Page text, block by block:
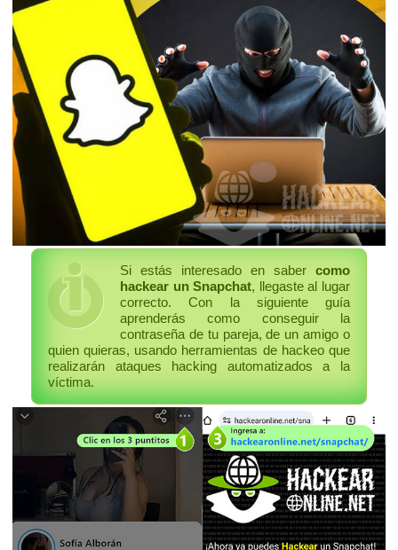
Si estás interesado en saber como
hackear un Snapchat, llegaste al lugar
correcto. Con la siguiente guía
aprenderás como conseguir la
contraseña de tu pareja, de un amigo o
quien quieras, usando herramientas de hackeo que
realizarán ataques hacking automatizados a la
víctima.